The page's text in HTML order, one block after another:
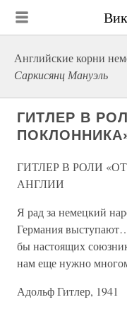
Английские корни
Саркисянц Мануэль
ГИТЛЕР В
ГИТЛЕР В РОЛИ
АНГЛИИ
Я рад за немецкий
Германия
бы настоящих
нам еще нужно
Адольф Гитлер, 1941